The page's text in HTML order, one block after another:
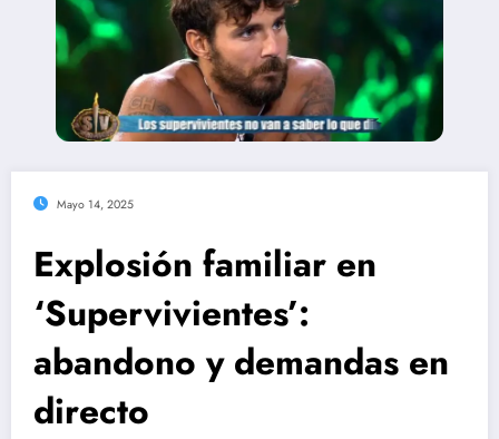
Mayo 14, 2025
Explosión familiar en
‘Supervivientes’:
abandono y demandas en
directo